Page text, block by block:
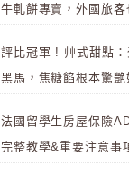
牛軋餅專賣，外國旅客
評比冠軍 ! 艸式甜點：
黑馬，焦糖餡根本驚艷
法國留學生房屋保險
完整教學&重要注意事